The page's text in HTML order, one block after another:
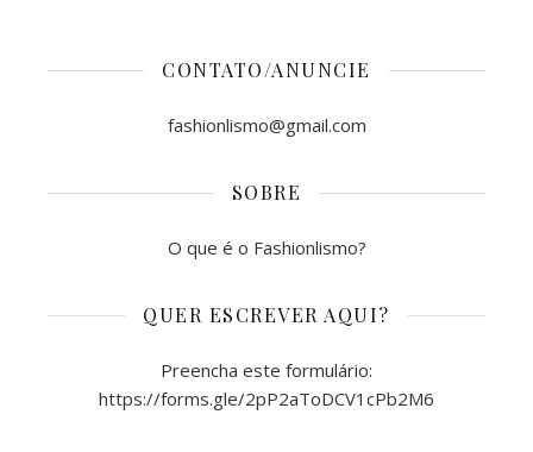
CONTATO/ANUNCIE
fashionlismo@gmail.com
SOBRE
O que é o Fashionlismo?
QUER ESCREVER AQUI?
Preencha este formulário:
https://forms.gle/2pP2aToDCV1cPb2M6